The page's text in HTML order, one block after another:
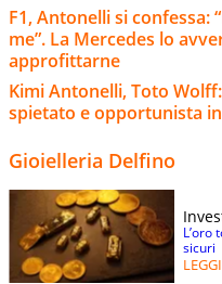
F1, Antonelli si confessa:
me”. La Mercedes lo
approfittarne
Kimi Antonelli, Toto
spietato e opportunista
Gioielleria Delfino
L’oro
sicuri
LEGGI